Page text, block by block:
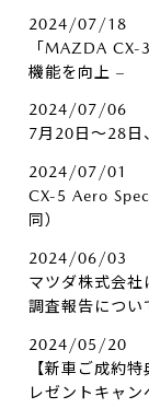
2024/07/18
「MAZDA CX-
機能を向上 –
2024/07/06
7月20日～28日
2024/07/01
CX-5 Aero
同）
2024/06/03
マツダ株式会
調査報告につい
2024/05/20
【新車ご成約
レゼントキャン